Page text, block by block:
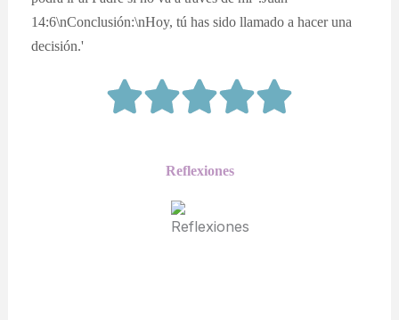
14:6\nConclusión:\nHoy, tú has sido llamado a hacer una
decisión.'
Reflexiones